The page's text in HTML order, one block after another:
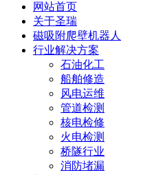
网站首页
关于圣瑞
磁吸附爬壁机器人
行业解决方案
石油化工
船舶修造
风电运维
管道检测
核电检修
火电检测
桥隧行业
消防堵漏